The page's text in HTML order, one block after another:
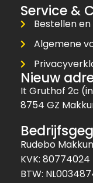
Service &
Bestellen
Algemene
Nieuw
It Gruthof 2c
8754 GZ
Rudebo
KVK: 80774024
BTW: